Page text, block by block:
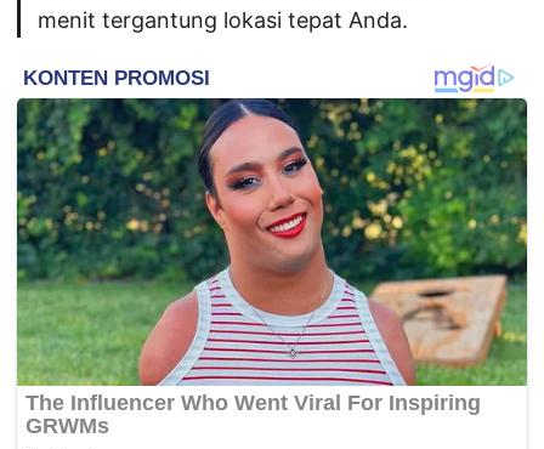
menit tergantung lokasi tepat Anda.